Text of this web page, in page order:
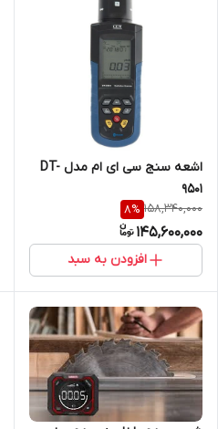
اشعه سنج سی ای ام مدل DT-
9501
158,340,000
8%
145,600,000
افزودن به سبد